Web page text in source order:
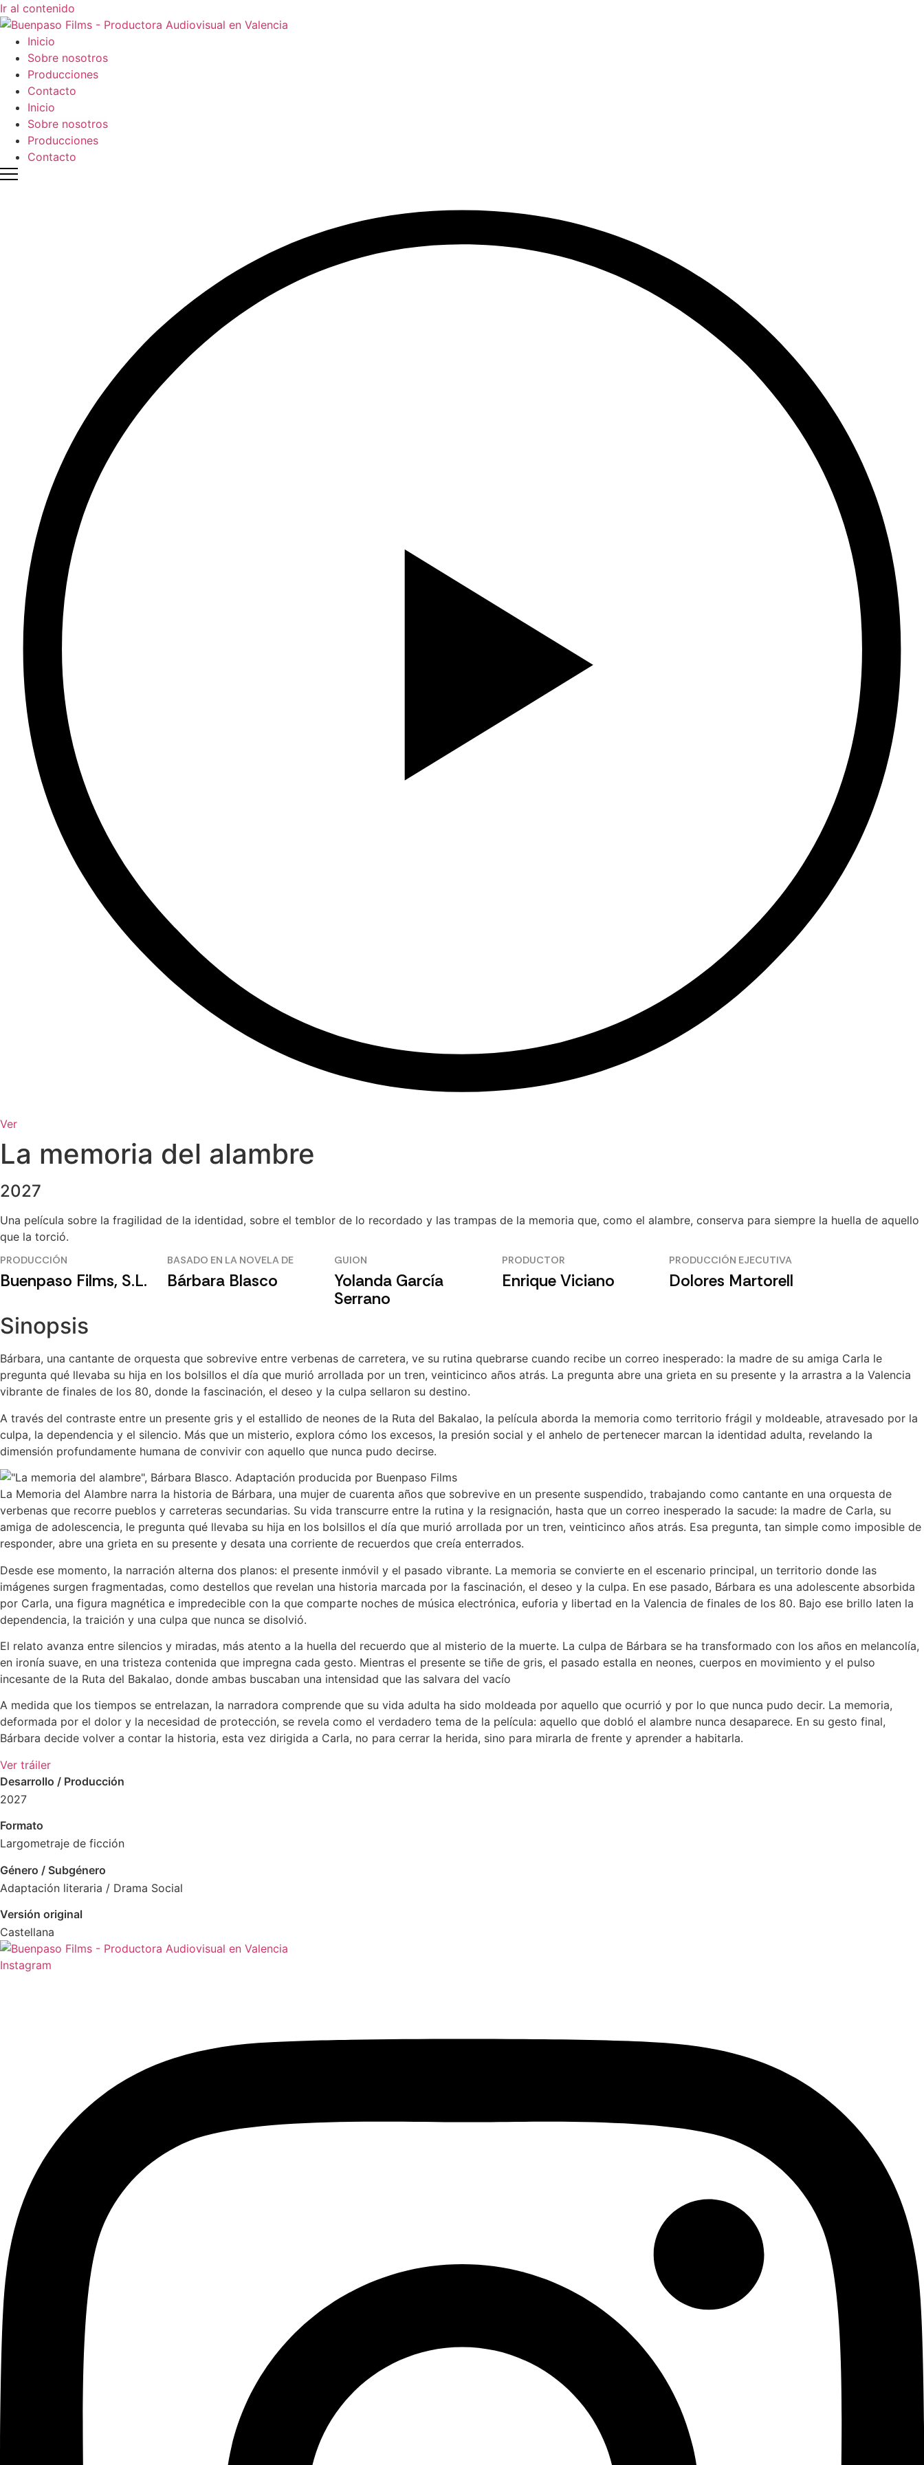
Ir al contenido
Inicio
Sobre nosotros
Producciones
Contacto
Inicio
Sobre nosotros
Producciones
Contacto
Ver
La memoria del alambre
2027
Una película sobre la fragilidad de la identidad, sobre el temblor de lo recordado y las trampas de la memoria que, como el alambre, conserva para siempre la huella de aquello
que la torció.
PRODUCCIÓN
Buenpaso Films, S.L.
BASADO EN LA NOVELA DE
Bárbara Blasco
GUION
Yolanda García
Serrano
PRODUCTOR
Enrique Viciano
PRODUCCIÓN EJECUTIVA
Dolores Martorell
Sinopsis
Bárbara, una cantante de orquesta que sobrevive entre verbenas de carretera, ve su rutina quebrarse cuando recibe un correo inesperado: la madre de su amiga Carla le
pregunta qué llevaba su hija en los bolsillos el día que murió arrollada por un tren, veinticinco años atrás. La pregunta abre una grieta en su presente y la arrastra a la Valencia
vibrante de finales de los 80, donde la fascinación, el deseo y la culpa sellaron su destino.
A través del contraste entre un presente gris y el estallido de neones de la Ruta del Bakalao, la película aborda la memoria como territorio frágil y moldeable, atravesado por la
culpa, la dependencia y el silencio. Más que un misterio, explora cómo los excesos, la presión social y el anhelo de pertenecer marcan la identidad adulta, revelando la
dimensión profundamente humana de convivir con aquello que nunca pudo decirse.
La Memoria del Alambre narra la historia de Bárbara, una mujer de cuarenta años que sobrevive en un presente suspendido, trabajando como cantante en una orquesta de
verbenas que recorre pueblos y carreteras secundarias. Su vida transcurre entre la rutina y la resignación, hasta que un correo inesperado la sacude: la madre de Carla, su
amiga de adolescencia, le pregunta qué llevaba su hija en los bolsillos el día que murió arrollada por un tren, veinticinco años atrás. Esa pregunta, tan simple como imposible de
responder, abre una grieta en su presente y desata una corriente de recuerdos que creía enterrados.
Desde ese momento, la narración alterna dos planos: el presente inmóvil y el pasado vibrante. La memoria se convierte en el escenario principal, un territorio donde las
imágenes surgen fragmentadas, como destellos que revelan una historia marcada por la fascinación, el deseo y la culpa. En ese pasado, Bárbara es una adolescente absorbida
por Carla, una figura magnética e impredecible con la que comparte noches de música electrónica, euforia y libertad en la Valencia de finales de los 80. Bajo ese brillo laten la
dependencia, la traición y una culpa que nunca se disolvió.
El relato avanza entre silencios y miradas, más atento a la huella del recuerdo que al misterio de la muerte. La culpa de Bárbara se ha transformado con los años en melancolía,
en ironía suave, en una tristeza contenida que impregna cada gesto. Mientras el presente se tiñe de gris, el pasado estalla en neones, cuerpos en movimiento y el pulso
incesante de la Ruta del Bakalao, donde ambas buscaban una intensidad que las salvara del vacío
A medida que los tiempos se entrelazan, la narradora comprende que su vida adulta ha sido moldeada por aquello que ocurrió y por lo que nunca pudo decir. La memoria,
deformada por el dolor y la necesidad de protección, se revela como el verdadero tema de la película: aquello que dobló el alambre nunca desaparece. En su gesto final,
Bárbara decide volver a contar la historia, esta vez dirigida a Carla, no para cerrar la herida, sino para mirarla de frente y aprender a habitarla.
Ver tráiler
Desarrollo / Producción
2027
Formato
Largometraje de ficción
Género / Subgénero
Adaptación literaria / Drama Social
Versión original
Castellana
Instagram